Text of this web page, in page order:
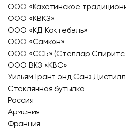
ООО «Кахетинское
ООО «КВКЗ»
ООО «КД Коктебель»
ООО «Самкон»
ООО «ССБ» (Стеллар Спиритс
ООО ВКЗ «КВС»
Уильям Грант энд Санз
Стеклянная бутылка
Россия
Армения
Франция